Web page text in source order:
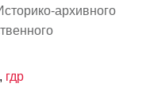
архивного
, гдр